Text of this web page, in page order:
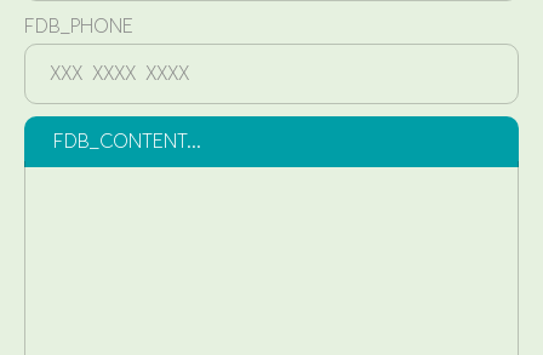
FDB_PHONE
FDB_CONTENT...